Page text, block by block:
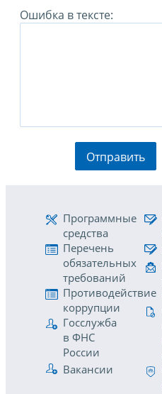
Ошибка в тексте:
Отправить
Программные
средства
Перечень
обязательных
требований
Противодействие
коррупции
Госслужба
в ФНС
России
Вакансии